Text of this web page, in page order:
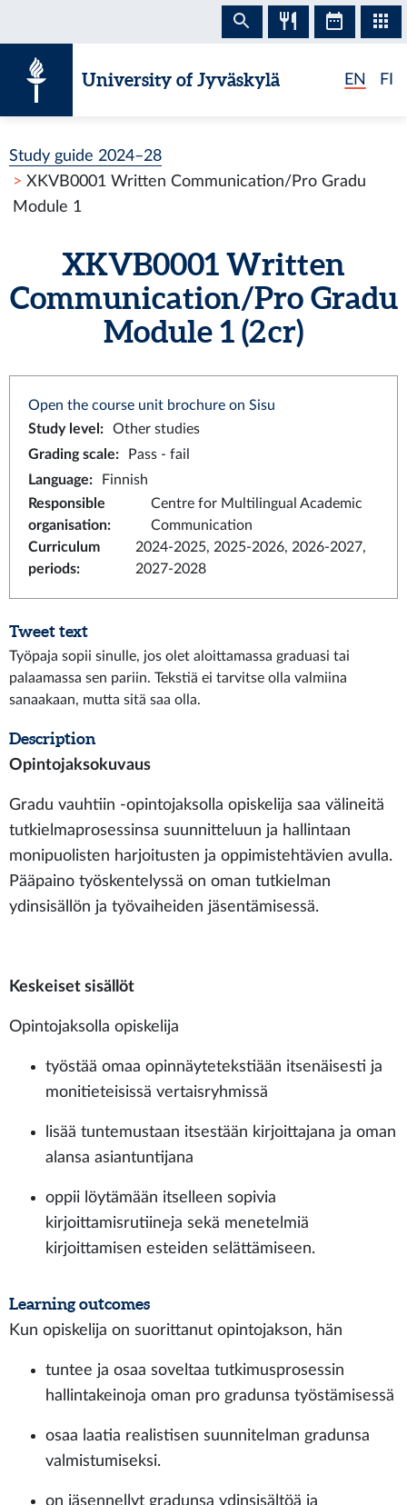
University of Jyväskylä EN FI
Study guide 2024–28
XKVB0001 Written Communication/Pro Gradu
Module 1
XKVB0001 Written
Communication/Pro Gradu
Module 1 (2 cr)
Open the course unit brochure on Sisu
Study level :
Other studies
Grading scale:
Pass - fail
Language:
Finnish
Responsible
organisation:
Centre for Multilingual Academic
Communication
Curriculum
periods:
2024-2025, 2025-2026, 2026-2027,
2027-2028
Tweet text
Työpaja sopii sinulle, jos olet aloittamassa graduasi tai
palaamassa sen pariin. Tekstiä ei tarvitse olla valmiina
sanaakaan, mutta sitä saa olla.
Description
Opintojaksokuvaus
Gradu vauhtiin -opintojaksolla opiskelija saa välineitä
tutkielmaprosessinsa suunnitteluun ja hallintaan
monipuolisten harjoitusten ja oppimistehtävien avulla.
Pääpaino työskentelyssä on oman tutkielman
ydinsisällön ja työvaiheiden jäsentämisessä.
Keskeiset sisällöt
Opintojaksolla opiskelija
työstää omaa opinnäytetekstiään itsenäisesti ja
monitieteisissä vertaisryhmissä
lisää tuntemustaan itsestään kirjoittajana ja oman
alansa asiantuntijana
oppii löytämään itselleen sopivia
kirjoittamisrutiineja sekä menetelmiä
kirjoittamisen esteiden selättämiseen.
Learning outcomes
Kun opiskelija on suorittanut opintojakson, hän
tuntee ja osaa soveltaa tutkimusprosessin
hallintakeinoja oman pro gradunsa työstämisessä
osaa laatia realistisen suunnitelman gradunsa
valmistumiseksi.
on jäsennellyt gradunsa ydinsisältöä ja